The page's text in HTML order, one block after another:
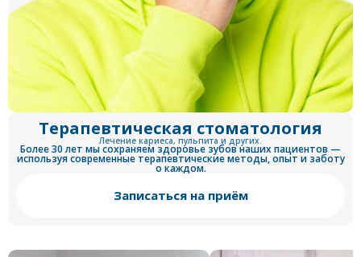
Терапевтическая стоматология
Лечение кариеса, пульпита и других.
Более 30 лет мы сохраняем здоровье зубов наших пациентов —
используя современные терапевтические методы, опыт и заботу
о каждом.
Записаться на приём